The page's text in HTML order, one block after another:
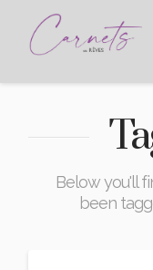
Below you'll
been